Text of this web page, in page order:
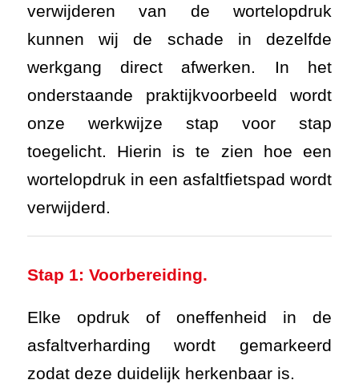
verwijderen van de wortelopdruk
kunnen wij de schade in dezelfde
werkgang direct afwerken. In het
onderstaande praktijkvoorbeeld wordt
onze werkwijze stap voor stap
toegelicht. Hierin is te zien hoe een
wortelopdruk in een asfaltfietspad wordt
verwijderd.
Stap 1: Voorbereiding.
Elke opdruk of oneffenheid in de
asfaltverharding wordt gemarkeerd
zodat deze duidelijk herkenbaar is.